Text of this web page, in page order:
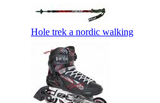
Hole trek a nordic walking